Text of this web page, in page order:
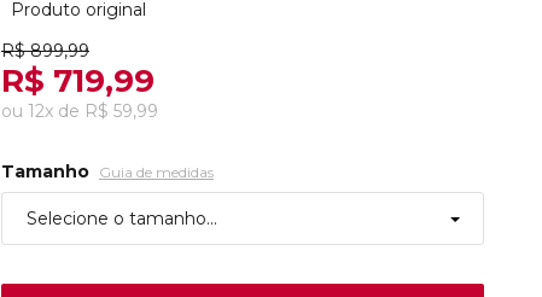
Produto original
R$ 899,99
R$ 719,99
ou 12x de R$ 59,99
Tamanho Guia de medidas
Selecione o tamanho...